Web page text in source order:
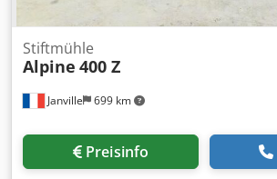
Janville 699 km
Stiftmühle
Alpine 400 Z
Preisinfo